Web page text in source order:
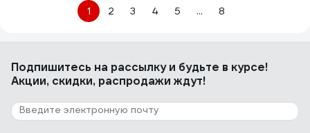
1 2 3 4 5 ... 8
Подпишитесь на рассылкуи будьте в курсе!
Акции, скидки, распродажи ждут!